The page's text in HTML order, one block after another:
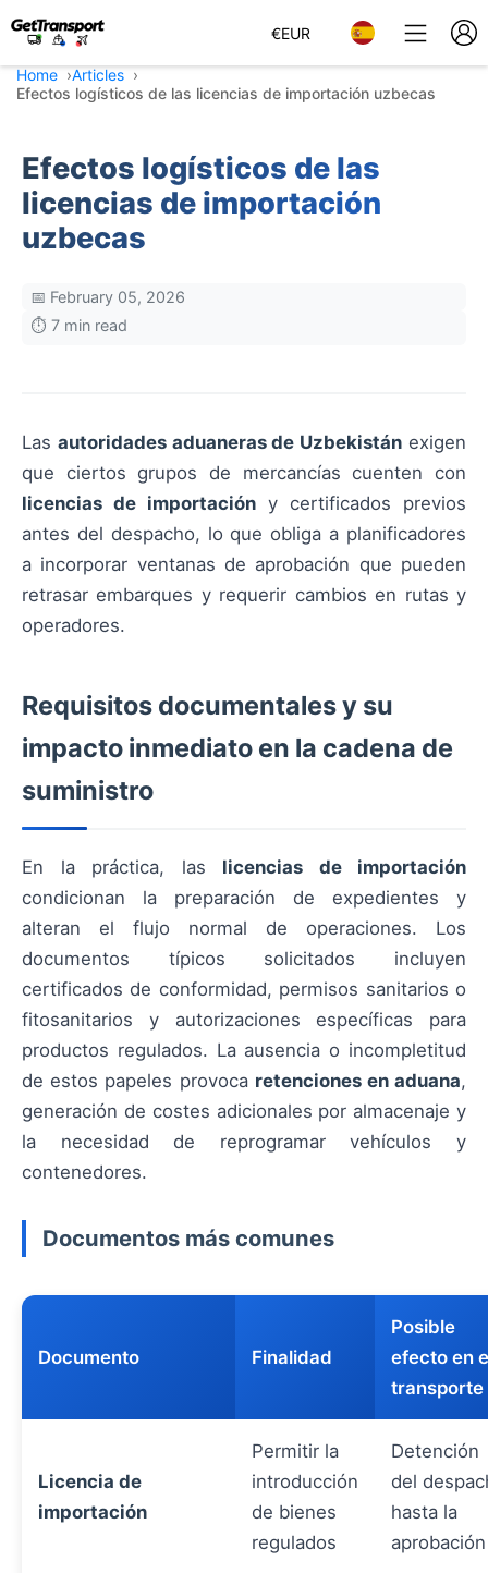
€EUR
Home
Articles
Efectos logísticos de las licencias de importación uzbecas
Efectos logísticos de las
licencias de importación
uzbecas
📅 February 05, 2026
⏱️ 7 min read
Las autoridades aduaneras de Uzbekistán exigen
que ciertos grupos de mercancías cuenten con
licencias de importación y certificados previos
antes del despacho, lo que obliga a planificadores
a incorporar ventanas de aprobación que pueden
retrasar embarques y requerir cambios en rutas y
operadores.
Requisitos documentales y su
impacto inmediato en la cadena de
suministro
En la práctica, las licencias de importación
condicionan la preparación de expedientes y
alteran el flujo normal de operaciones. Los
documentos típicos solicitados incluyen
certificados de conformidad, permisos sanitarios o
fitosanitarios y autorizaciones específicas para
productos regulados. La ausencia o incompletitud
de estos papeles provoca retenciones en aduana,
generación de costes adicionales por almacenaje y
la necesidad de reprogramar vehículos y
contenedores.
Documentos más comunes
Documento Finalidad
Posible
efecto en
transporte
Licencia de
importación
Permitir la
introducción
de bienes
regulados
Detención
del
hasta la
aprobación